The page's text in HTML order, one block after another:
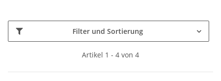
Filter und Sortierung
Artikel 1 - 4 von 4